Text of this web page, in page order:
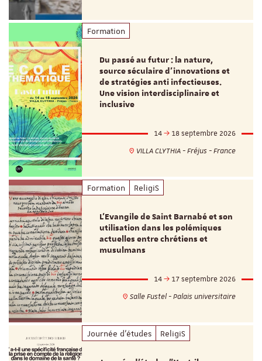
Formation
Du passé au futur : la nature,
source séculaire d’innovations et
de stratégies anti infectieuses.
Une vision interdisciplinaire et
inclusive
14
18 septembre 2026
VILLA CLYTHIA - Fréjus - France
Formation ReligiS
L’Evangile de Saint Barnabé et son
utilisation dans les polémiques
actuelles entre chrétiens et
musulmans
14
17 septembre 2026
Salle Fustel - Palais universitaire
Journée d'études ReligiS